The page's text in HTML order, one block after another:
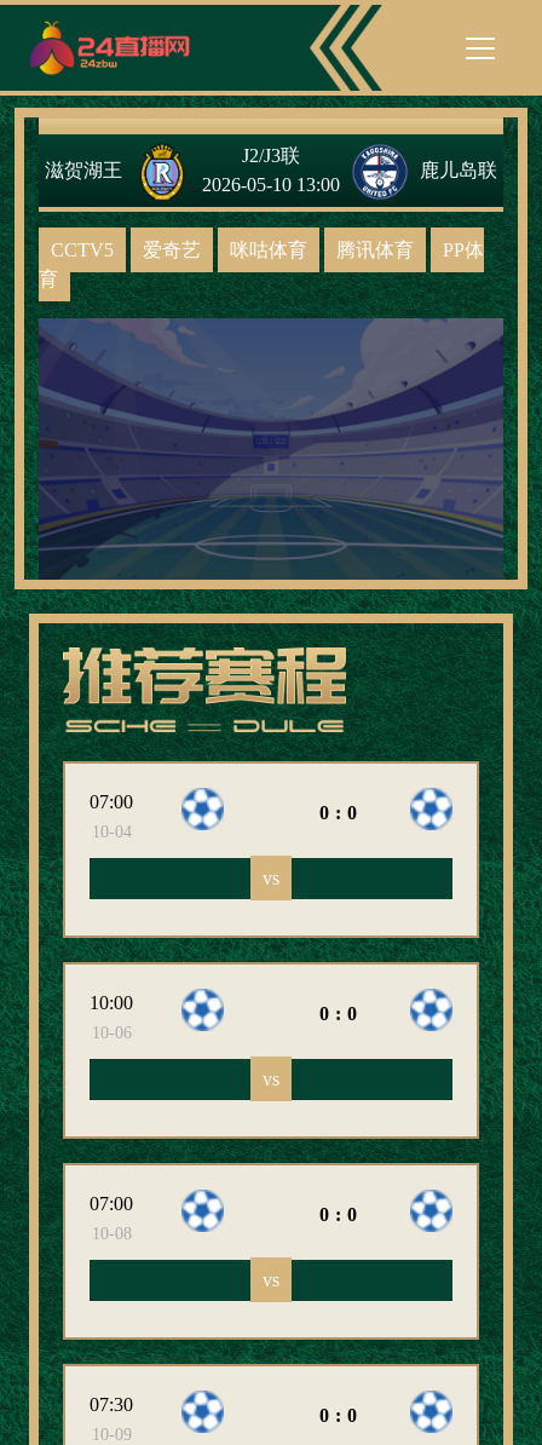
滋贺湖王
J2/J3联
2026-05-10 13:00
鹿儿岛联
CCTV5 爱奇艺 咪咕体育 腾讯体育
PP体
育
07:00
10-04
0:0
vs
10:00
10-06
0:0
vs
07:00
10-08
0:0
vs
07:30
10-09
0:0